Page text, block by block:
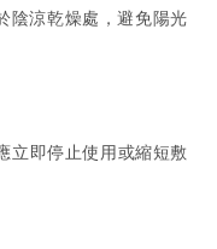
陰涼乾燥處，避免陽光
立即停止使用或縮短敷